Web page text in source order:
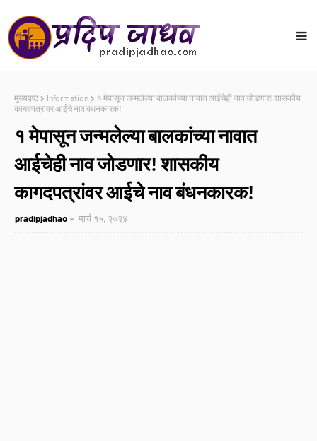
मुख्यपृष्ठ Information
१ मेपासून जन्मलेल्या बालकांच्या नावात आईचेही नाव जोडणार! शासकीय
कागदपत्रांवर आईचे नाव बंधनकारक!
१ मेपासून जन्मलेल्या बालकांच्या नावात
आईचेही नाव जोडणार! शासकीय
कागदपत्रांवर आईचे नाव बंधनकारक!
pradipjadhao मार्च १५, २०२४